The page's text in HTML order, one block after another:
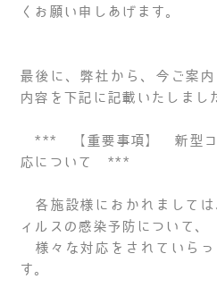
くお願い申しあげます。
最後に、弊社から、今ご案
内容を下記に記載いたしまし
*** 【重要事項】 新型コ
応について ***
各施設様におかれまして
ィルスの感染予防について、
様々な対応をされていら
す。